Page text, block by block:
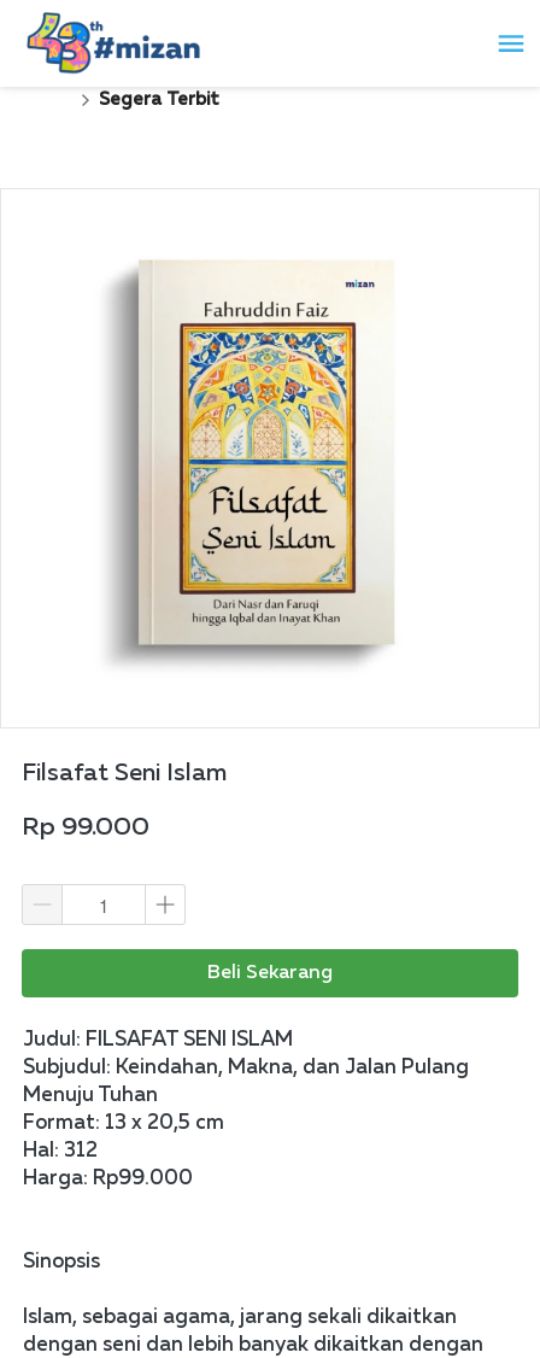
Segera Terbit
Filsafat Seni Islam
Rp 99.000
Beli Sekarang
Judul: FILSAFAT SENI ISLAM
Subjudul: Keindahan, Makna, dan Jalan Pulang
Menuju Tuhan
Format: 13 x 20,5 cm
Hal: 312
Sinopsis
Islam, sebagai agama, jarang sekali dikaitkan
dengan seni dan lebih banyak dikaitkan dengan